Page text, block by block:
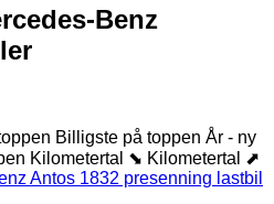
Benz
Billigste på toppen År - ny
Kilometertal ⬊ Kilometertal ⬈